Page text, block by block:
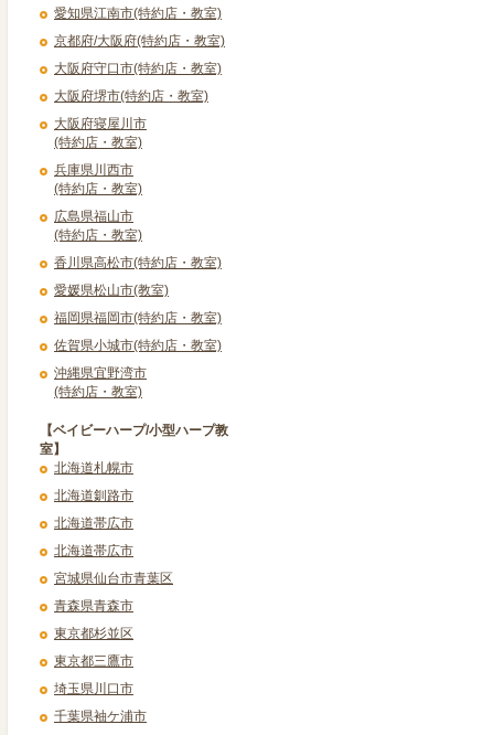
愛知県江南市(特約店・教室)
京都府/大阪府(特約店・教室)
大阪府守口市(特約店・教室)
大阪府堺市(特約店・教室)
大阪府寝屋川市
(特約店・教室)
兵庫県川西市
(特約店・教室)
広島県福山市
(特約店・教室)
香川県高松市(特約店・教室)
愛媛県松山市(教室)
福岡県福岡市(特約店・教室)
佐賀県小城市(特約店・教室)
沖縄県宜野湾市
(特約店・教室)
【ベイビーハープ/小型ハープ教
室】
北海道札幌市
北海道釧路市
北海道帯広市
北海道帯広市
宮城県仙台市青葉区
青森県青森市
東京都杉並区
東京都三鷹市
埼玉県川口市
千葉県袖ケ浦市